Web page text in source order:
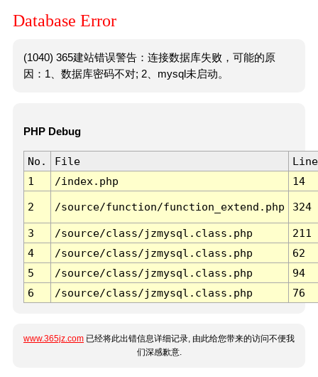
Database Error
(1040) 365建站错误警告：连接数据库失败，可能的原
因：1、数据库密码不对; 2、mysql未启动。
PHP Debug
No. File
Line
1
/index.php 14
2 /source/function/function_extend.php 324
3 /source/class/jzmysql.class.php
211
4
/source/class/jzmysql.class.php
62
5
/source/class/jzmysql.class.php
94
6
/source/class/jzmysql.class.php 76
www.365jz.com 已经将此出错信息详细记录, 由此给您带来的访问不便我
们深感歉意.